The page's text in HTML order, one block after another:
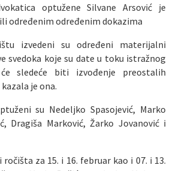
optužene Silvane Arsović je
određenim određenim dokazima
izvedeni su određeni materijalni
svedoka koje su date u toku istražnog
sledeće biti izvođenje preostalih
je ona.
su Nedeljko Spasojević, Marko
Dragiša Marković, Žarko Jovanović i
za 15. i 16. februar kao i 07. i 13.